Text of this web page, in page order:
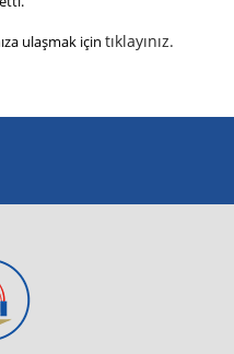
ulaşmak için tıklayınız.